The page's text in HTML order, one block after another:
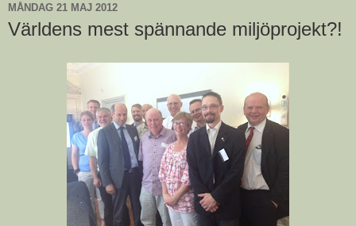
MÅNDAG 21 MAJ 2012
Världens mest spännande miljöprojekt?!